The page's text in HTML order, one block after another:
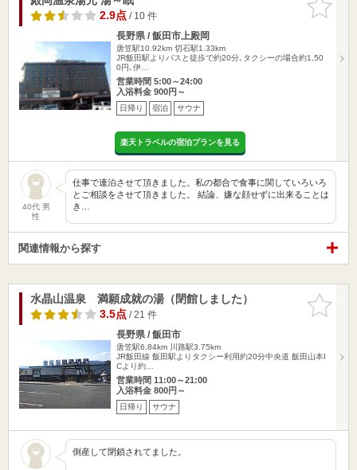
りに追加
2.9点/ 10 件
長野県 / 飯田市上殿岡
唐笠駅10.92km 切石駅1.33km
JR飯田駅よりバスと徒歩で約20分､タクシーの場合約1,50
0円､伊…
営業時間 5:00～24:00
入浴料金 900円～
日帰り 宿泊 サウナ
楽天トラベルの宿泊プランを見る
40代 男
性
仕事で連泊させて頂きました。私の都合で食事に関していろいろ
とご相談をさせて頂きました。 結論、嫌な顔せずに出来ることは
き…
関連情報から探す
お気に入
りに追加
水晶山温泉 満願成就の湯（閉館しました）
3.5点/ 21 件
長野県 / 飯田市
唐笠駅6.84km
川路駅3.75km
JR飯田線 飯田駅よりタクシー利用約20分中央道 飯田山本I
Cより約…
営業時間 11:00～21:00
入浴料金 800円～
日帰り サウナ
倒産して閉鎖されてました。